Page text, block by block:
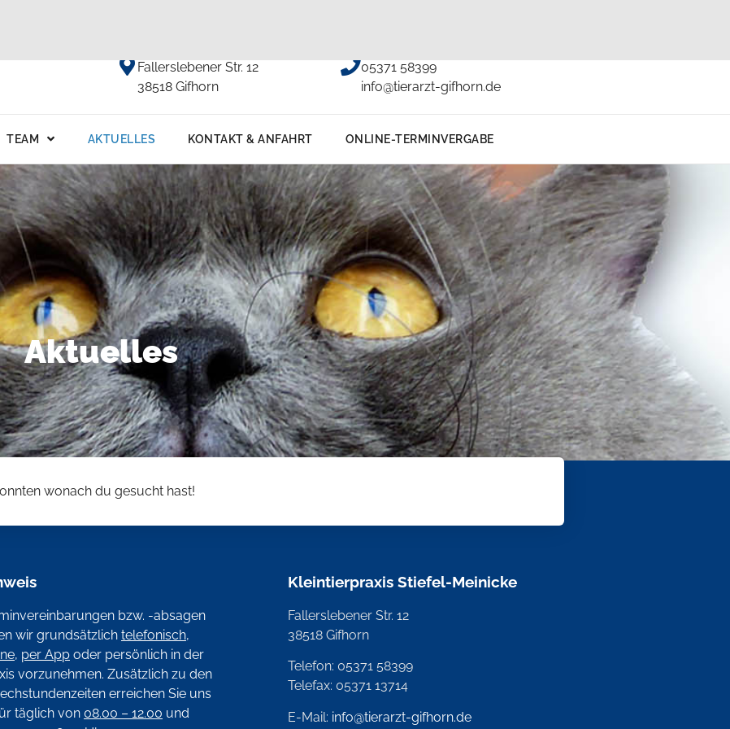
Fallerslebener Str. 12
38518 Gifhorn
05371 58399
info@tierarzt-gifhorn.de
TEAM AKTUELLES KONTAKT & ANFAHRT ONLINE-TERMINVERGABE
Aktuelles
wonach du gesucht hast!
bzw. -absagen
wir grundsätzlich telefonisch,
, per Appoder persönlich in der
vorzunehmen. Zusätzlich zu den
erreichen Sie uns
täglich von 08.00 – 12.00 und
Kleintierpraxis Stiefel-Meinicke
Fallerslebener Str. 12
38518 Gifhorn
Telefon: 05371 58399
Telefax: 05371 13714
E-Mail: info@tierarzt-gifhorn.de